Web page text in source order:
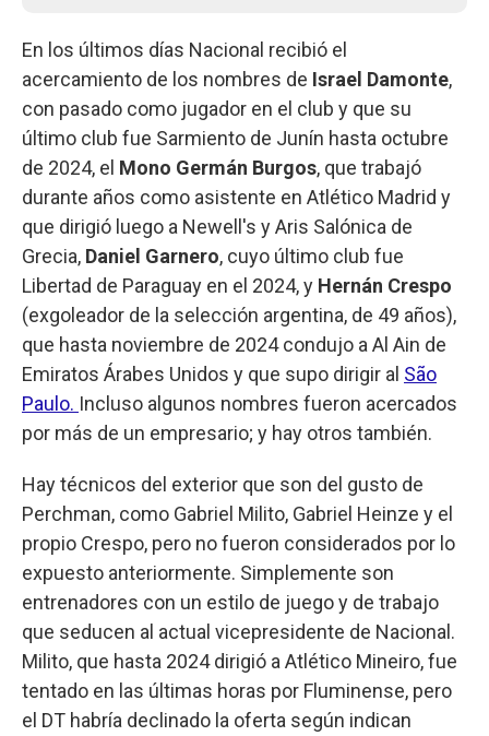
En los últimos días Nacional recibió el
acercamiento de los nombres de Israel Damonte,
con pasado como jugador en el club y que su
último club fue Sarmiento de Junín hasta octubre
de 2024, el Mono Germán Burgos, que trabajó
durante años como asistente en Atlético Madrid y
que dirigió luego a Newell's y Aris Salónica de
Grecia, Daniel Garnero, cuyo último club fue
Libertad de Paraguay en el 2024, y Hernán Crespo
(exgoleador de la selección argentina, de 49 años),
que hasta noviembre de 2024 condujo a Al Ain de
Emiratos Árabes Unidos y que supo dirigir al São
Paulo. Incluso algunos nombres fueron acercados
por más de un empresario; y hay otros también.
Hay técnicos del exterior que son del gusto de
Perchman, como Gabriel Milito, Gabriel Heinze y el
propio Crespo, pero no fueron considerados por lo
expuesto anteriormente. Simplemente son
entrenadores con un estilo de juego y de trabajo
que seducen al actual vicepresidente de Nacional.
Milito, que hasta 2024 dirigió a Atlético Mineiro, fue
tentado en las últimas horas por Fluminense, pero
el DT habría declinado la oferta según indican